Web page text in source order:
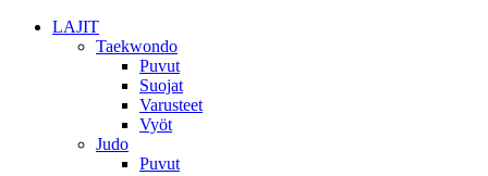
LAJIT
Taekwondo
Puvut
Suojat
Varusteet
Vyöt
Judo
Puvut